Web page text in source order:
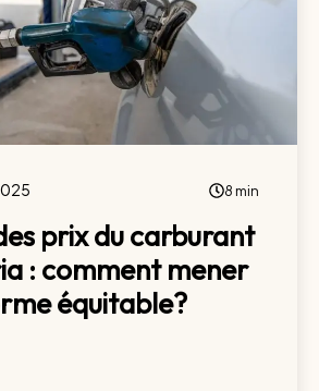
8 min
prix du carburant
: comment mener
équitable?